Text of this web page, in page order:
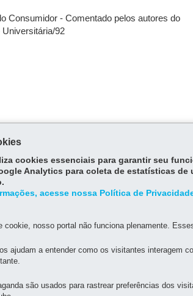
Consumidor - Comentado pelos autores do
Universitária/92
cookies essenciais para garantir seu
Analytics para coleta de estatísticas
acesse nossa Política de
cookie, nosso portal não funciona plenamente.
ajudam a entender como os visitantes interagem
são usados para rastrear preferências dos